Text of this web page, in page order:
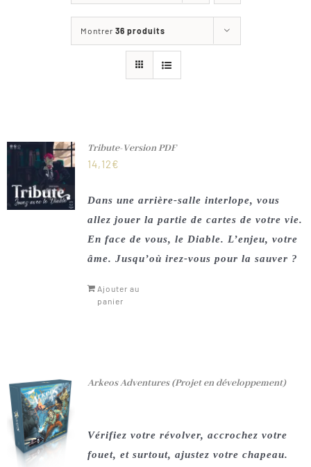
Contact
Montrer 36 produits
Tribute-Version PDF
14,12€
Dans une arrière-salle interlope, vous
allez jouer la partie de cartes de votre vie.
En face de vous, le Diable. L’enjeu, votre
âme. Jusqu’où irez-vous pour la sauver ?
Ajouter au
panier
Arkeos Adventures(Projet en développement)
Vérifiez votre révolver, accrochez votre
fouet, et surtout, ajustez votre chapeau.